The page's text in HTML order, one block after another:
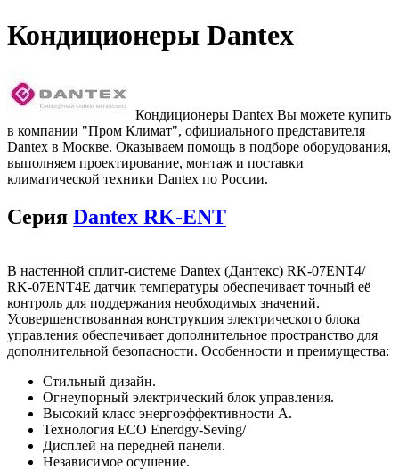
Кондиционеры Dantex
Кондиционеры Dantex Вы можете купить
в компании "Пром Климат", официального представителя
Dantex в Москве. Оказываем помощь в подборе оборудования,
выполняем проектирование, монтаж и поставки
климатической техники Dantex по России.
Серия Dantex RK-ENT
В настенной сплит-системе Dantex (Дантекс) RK-07ENT4/
RK-07ENT4E датчик температуры обеспечивает точный её
контроль для поддержания необходимых значений.
Усовершенствованная конструкция электрического блока
управления обеспечивает дополнительное пространство для
дополнительной безопасности. Особенности и преимущества:
Стильный дизайн.
Огнеупорный электрический блок управления.
Высокий класс энергоэффективности А.
Технология ECO Enerdgy-Seving/
Дисплей на передней панели.
Независимое осушение.